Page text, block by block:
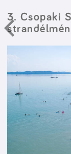
3. Csopaki